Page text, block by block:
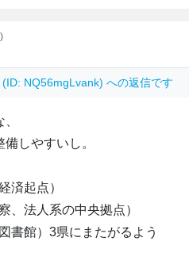
(ID: NQ56mgLvank) への返信です
しやすいし。
済起点）
、法人系の中央拠点）
書館）3県にまたがるよう